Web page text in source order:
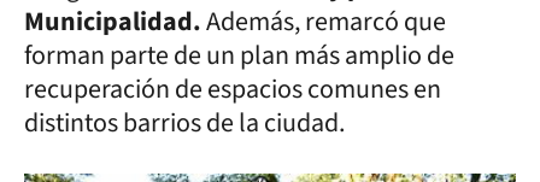
Municipalidad.Además, remarcó que
forman parte de un plan más amplio de
recuperación de espacios comunes en
distintos barrios de la ciudad.